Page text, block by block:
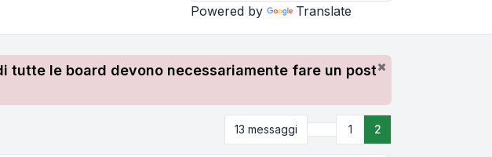
Powered by Translate
le board devono necessariamente fare un post
13 messaggi Precedente
1 2